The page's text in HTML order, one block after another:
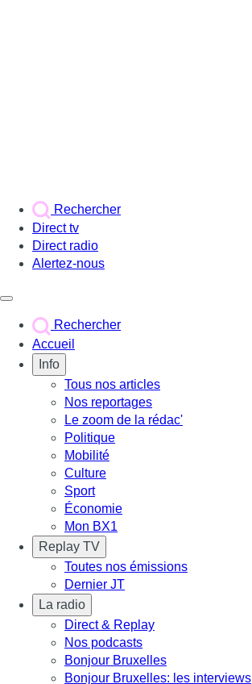
Rechercher
Direct tv
Direct radio
Alertez-nous
Rechercher
Accueil
Info
Tous nos articles
Nos reportages
Le zoom de la rédac'
Politique
Mobilité
Culture
Sport
Économie
Mon BX1
Replay TV
Toutes nos émissions
Dernier JT
La radio
Direct & Replay
Nos podcasts
Bonjour Bruxelles
Bonjour Bruxelles: les interviews